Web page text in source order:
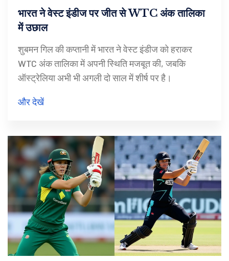
भारत ने वेस्ट इंडीज पर जीत से WTC अंक तालिका
में उछाल
शुबमन गिल की कप्तानी में भारत ने वेस्ट इंडीज को हराकर
WTC अंक तालिका में अपनी स्थिति मजबूत की, जबकि
ऑस्ट्रेलिया अभी भी अगली दो साल में शीर्ष पर है।
और देखें